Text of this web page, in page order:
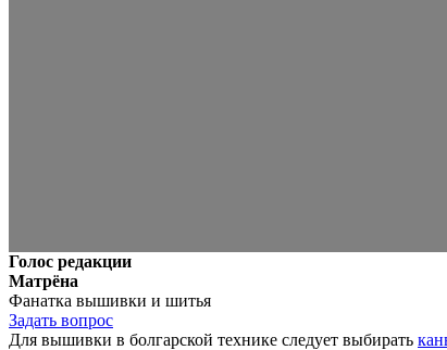
Голос редакции
Матрёна
Фанатка вышивки и шитья
Задать вопрос
Для вышивки в болгарской технике следует выбирать